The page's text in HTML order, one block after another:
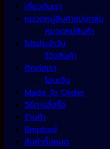
เกี่ยวกับเรา
หมวดหมู่สินค้าแบ่งกลุ่ม
หมวดหมู่สินค้า
โปรประจำวัน
รีวิวสินค้า
ติดต่อเรา
โอนเงิน
Made To Order
วิธีการสั่งซื้อ
ร้านค้า
Bmptool
สินค้าทั้งหมด